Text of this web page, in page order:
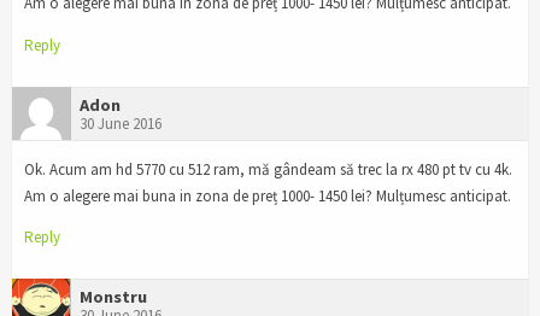
Reply
Adon
30 June 2016
Ok. Acum am hd 5770 cu 512 ram, mă gândeam să trec la rx 480 pt tv cu 4k.
Am o alegere mai buna in zona de preț 1000- 1450 lei? Mulțumesc anticipat.
Reply
Monstru